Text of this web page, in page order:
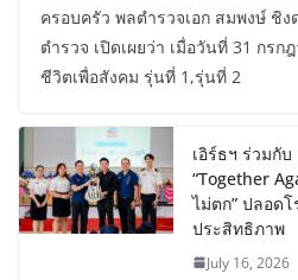
ครอบครัว พลตำรวจเอก สมพงษ์ ชิ
ตำรวจ เปิดเผยว่า เมื่อวันที่ 31 กร
ชีวิตเพื่อสังคม รุ่นที่ 1,รุ่นที่ 2
เอิร์ธฯ ร่วมกั
“Together
ไม่ตก” ปลอด
ประสิทธิภาพ
July 16, 2026